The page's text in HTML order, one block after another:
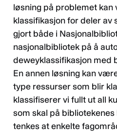
løsning på problemet
klassifikasjon for deler av
gjort både i
nasjonalbibliotek på å
deweyklassifikasjon med
En annen løsning kan
type ressurser som blir
klassifiserer vi fullt ut all
som skal på
tenkes at enkelte